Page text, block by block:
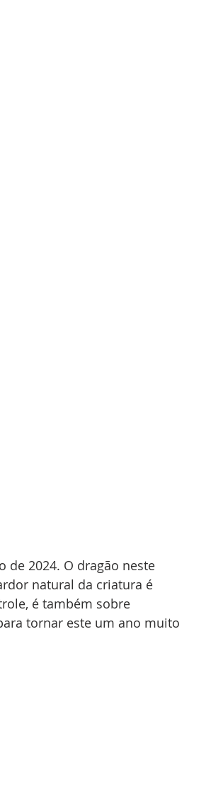
de 2024. O dragão neste
natural da criatura é
é também sobre
tornar este um ano muito